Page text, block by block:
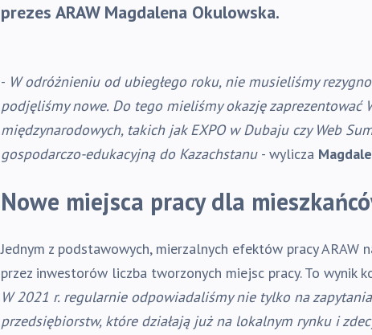
prezes ARAW Magdalena Okulowska.
- W odróżnieniu od ubiegłego roku, nie musieliśmy
podjęliśmy nowe. Do tego mieliśmy okazję zaprezentować
międzynarodowych, takich jak EXPO w Dubaju czy Web
gospodarczo-edukacyjną do Kazachstanu - wylicza
Nowe miejsca pracy dla
Jednym z podstawowych, mierzalnych efektów pracy
przez inwestorów liczba tworzonych miejsc pracy. To wynik
W 2021 r. regularnie odpowiadaliśmy nie tylko na
przedsiębiorstw, które działają już na lokalnym rynku i